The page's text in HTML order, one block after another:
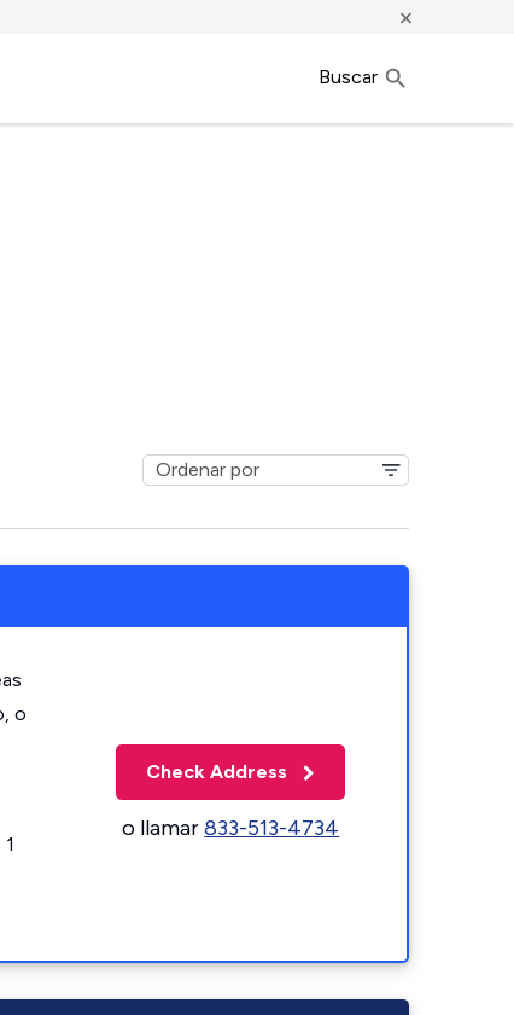
×
Buscar
o
Check Address
o llamar833-513-4734